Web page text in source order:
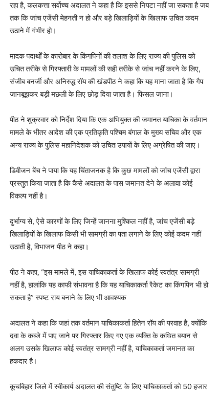
रहा है, कलकत्ता सर्वोच्च अदालत ने कहा है कि इससे निपटा नहीं जा सकता है जब
तक कि जांच एजेंसी मेहनती न हो और बड़े खिलाड़ियों के खिलाफ उचित कदम
उठाने में गंभीर हो।
मादक पदार्थों के कारोबार के किंगपिनों की तलाश के लिए राज्य की पुलिस को
उचित तरीके से गिरफ्तारी के मामलों की सही तरीके से जांच नहीं करने के लिए,
संजीब बनर्जी और अनिरुद्ध रॉय की खंडपीठ ने कहा कि यह माना जाता है कि गैप
जानबूझकर बड़ी मछली के लिए छोड़ दिया जाता है। फिसल जाना।
पीठ ने शुक्रवार को निर्देश दिया कि एक अभियुक्त की जमानत याचिका के वर्तमान
मामले के भीतर आदेश की एक प्रतिकृति पश्चिम बंगाल के मुख्य सचिव और एक
अन्य राज्य के पुलिस महानिदेशक को उचित उपायों के लिए अग्रेषित की जाए।
डिवीजन बेंच ने पाया कि यह चिंताजनक है कि कुछ मामलों को जांच एजेंसी द्वारा
प्रस्तुत किया जाता है कि कैसे अदालत के पास जमानत देने के अलावा कोई
विकल्प नहीं है।
दुर्भाग्य से, ऐसे कारणों के लिए जिन्हें जानना मुश्किल नहीं है, जांच एजेंसी बड़े
खिलाड़ियों के खिलाफ किसी भी सामग्री का पता लगाने के लिए कोई कदम नहीं
उठाती है, विभाजन पीठ ने कहा।
पीठ ने कहा, “इस मामले में, इस याचिकाकर्ता के खिलाफ कोई स्वतंत्र सामग्री
नहीं है, हालांकि यह काफी संभावना है कि यह याचिकाकर्ता रैकेट का किंगपिन भी हो
सकता है” स्पष्ट राय बनाने के लिए भी आवश्यक
अदालत ने कहा कि जहां तक ​​वर्तमान याचिकाकर्ता हितेन रॉय की परवाह है, क्योंकि
दवा के कब्जे में पाए जाने पर गिरफ्तार किए गए एक व्यक्ति के कथित बयान से
अलग उसके खिलाफ कोई स्वतंत्र सामग्री नहीं है, याचिकाकर्ता जमानत का
हकदार है।
कूचबिहार जिले में स्वीकार्य अदालत की संतुष्टि के लिए याचिकाकर्ता को 50 हजार